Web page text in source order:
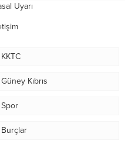
Uyarı
KKTC
Güney Kıbrıs
Spor
Burçlar